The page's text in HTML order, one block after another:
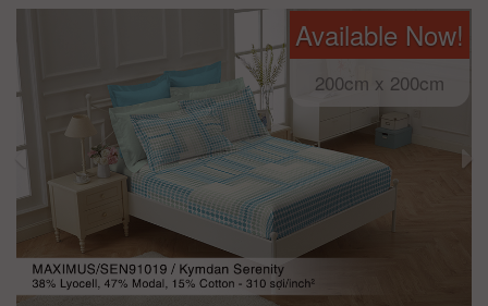
Available Now!
200cm x 200cm